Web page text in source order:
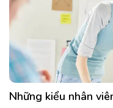
Những kiểu nhân